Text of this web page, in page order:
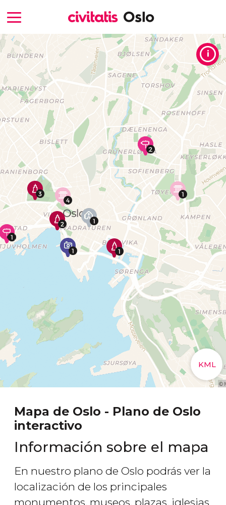
Mapa de Oslo - Plano de Oslo
interactivo
Información sobre el mapa
En nuestro plano de Oslo podrás ver la
localización de los principales
monumentos, museos, plazas, iglesias